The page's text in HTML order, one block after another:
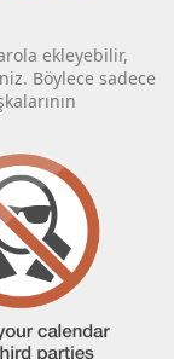
ekleyebilir,
Böylece sadece